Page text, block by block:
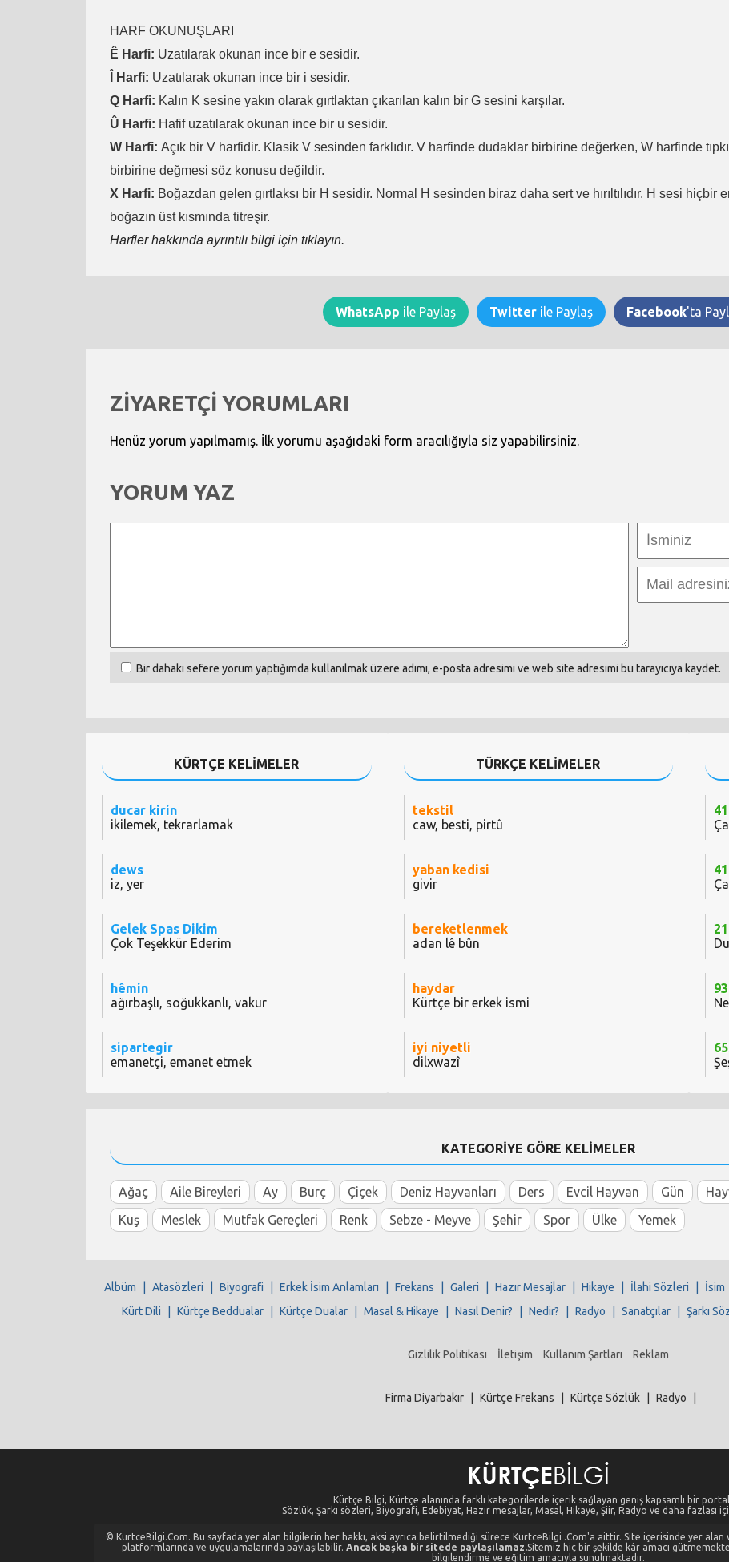
HARF OKUNUŞLARI
Ê Harfi: Uzatılarak okunan ince bir e sesidir.
Î Harfi: Uzatılarak okunan ince bir i sesidir.
Q Harfi: Kalın K sesine yakın olarak gırtlaktan çıkarılan kalın bir G sesini karşılar.
Û Harfi: Hafif uzatılarak okunan ince bir u sesidir.
W Harfi: Açık bir V harfidir. Klasik V sesinden farklıdır. V harfinde dudaklar birbirine değerken, W harfinde
birbirine değmesi söz konusu değildir.
X Harfi: Boğazdan gelen gırtlaksı bir H sesidir. Normal H sesinden biraz daha sert ve hırıltılıdır. H sesi hiçbir
boğazın üst kısmında titreşir.
Harfler hakkında ayrıntılı bilgi için tıklayın.
WhatsApp ile Paylaş Twitterile Paylaş Facebook'ta
ZİYARETÇİ YORUMLARI
Henüz yorum yapılmamış. İlk yorumu aşağıdaki form aracılığıyla siz yapabilirsiniz.
YORUM YAZ
Bir dahaki sefere yorum yaptığımda kullanılmak üzere adımı, e-posta adresimi ve web site adresimi bu tarayıcıya kaydet.
KÜRTÇE KELİMELER
ducar kirin
ikilemek, tekrarlamak
dews
iz, yer
Gelek Spas Dikim
Çok Teşekkür Ederim
hêmin
ağırbaşlı, soğukkanlı, vakur
sipartegir
emanetçi, emanet etmek
TÜRKÇE KELİMELER
tekstil
caw, besti, pirtû
yaban kedisi
givir
bereketlenmek
adan lê bûn
haydar
Kürtçe bir erkek ismi
iyi niyetli
dilxwazî
KATEGORİYE GÖRE KELİMELER
Ağaç Aile Bireyleri Ay Burç Çiçek Deniz Hayvanları Ders Evcil Hayvan Gün
Kuş
Meslek Mutfak Gereçleri Renk Sebze - Meyve Şehir Spor Ülke Yemek
Albüm Atasözleri Biyografi Erkek İsim Anlamları Frekans Galeri Hazır Mesajlar Hikaye İlahi Sözleri İsim
Kürt Dili
Kürtçe Beddualar Kürtçe Dualar Masal & Hikaye Nasıl Denir? Nedir? Radyo Sanatçılar Şarkı
Gizlilik Politikası İletişim Kullanım Şartları Reklam
Firma Diyarbakır Kürtçe Frekans Kürtçe Sözlük Radyo
Kürtçe Bilgi, Kürtçe alanında farklı kategorilerde içerik sağlayan geniş kapsamlı bir
Sözlük, Şarkı sözleri, Biyografi, Edebiyat, Hazır mesajlar, Masal, Hikaye, Şiir, Radyo ve daha fazlası
© KurtceBilgi.Com. Bu sayfada yer alan bilgilerin her hakkı, aksi ayrıca belirtilmediği sürece KurtceBilgi .Com'a aittir. Site içerisinde yer alan
platformlarında ve uygulamalarında paylaşılabilir. Ancak başka bir sitede paylaşılamaz.Sitemiz hiç bir şekilde kâr amacı
bilgilendirme ve eğitim amacıyla sunulmaktadır.